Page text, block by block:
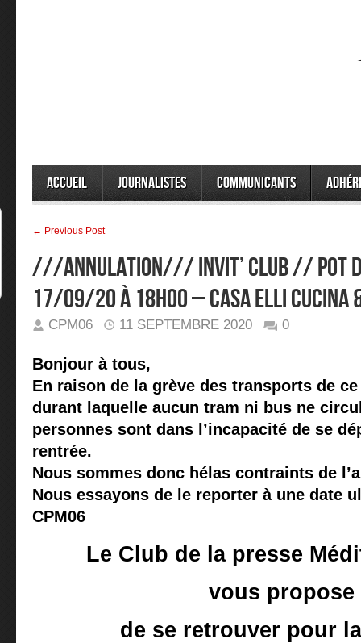
Accueil Journalistes Communicants
← Previous Post
///ANNULATION/// INVIT’ CLUB //
17/09/20 à 18h00 – Casa Elli Cucina
CPM06 11 SEPTEMBRE 2020 0
Bonjour à tous,
En raison de la grève des transports de
durant laquelle aucun tram ni bus ne
personnes sont dans l’incapacité de se
rentrée.
Nous sommes donc hélas contraints de
Nous essayons de le reporter à une date
CPM06
Le Club de la presse
vous propose
de se retrouver pour